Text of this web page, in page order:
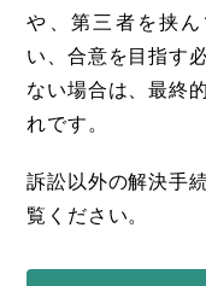
や、第三者を挟
い、合意を目指す
ない場合は、最終
れです。
訴訟以外の解決手
覧ください。